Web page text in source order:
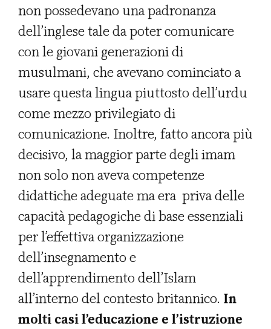
non possedevano una padronanza
dell’inglese tale da poter comunicare
con le giovani generazioni di
musulmani, che avevano cominciato a
usare questa lingua piuttosto dell’urdu
come mezzo privilegiato di
comunicazione. Inoltre, fatto ancora più
decisivo, la maggior parte degli imam
non solo non aveva competenze
didattiche adeguate ma era priva delle
capacità pedagogiche di base essenziali
per l’effettiva organizzazione
dell’insegnamento e
dell’apprendimento dell’Islam
all’interno del contesto britannico. In
molti casi l’educazione e l’istruzione